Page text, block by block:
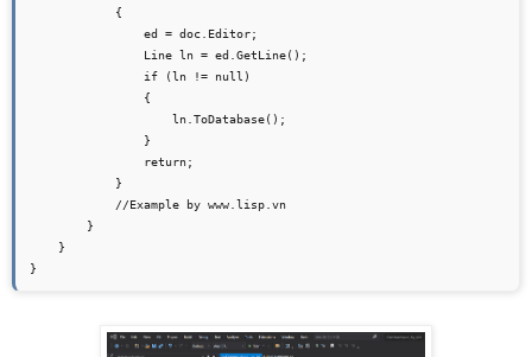
            {
                ed = doc.Editor;
                Line ln = ed.GetLine();
                if (ln != null)
                {
                    ln.ToDatabase();
                }
                return;
            }
            //Example by www.lisp.vn
        }
    }
}